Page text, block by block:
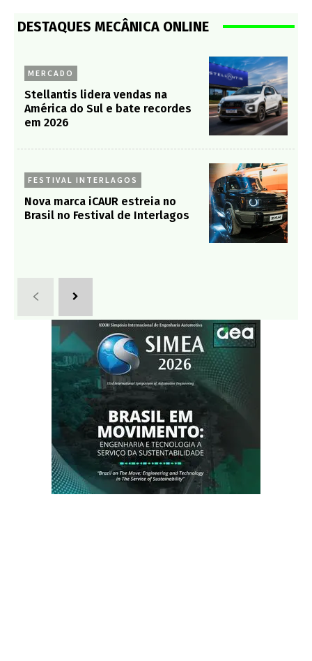
DESTAQUES MECÂNICA ONLINE
MERCADO
Stellantis lidera vendas na
América do Sul e bate recordes
em 2026
FESTIVAL INTERLAGOS
Nova marca iCAUR estreia no
Brasil no Festival de Interlagos